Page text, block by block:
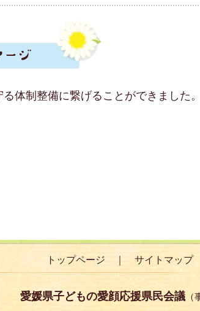
体制整備に繋げることができました。
トップページ サイトマップ
愛媛県子どもの愛顔応援県民会議（